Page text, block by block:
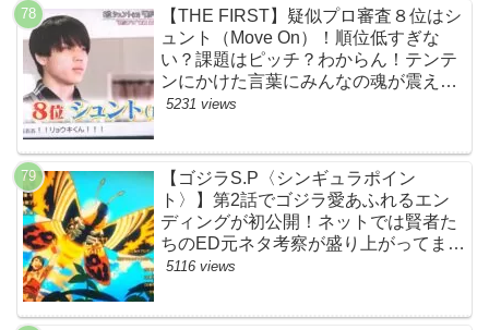
【THE FIRST】疑似プロ審査８位はシ
ュント（Move On）！順位低すぎな
い？課題はピッチ？わからん！テンテ
ンにかけた言葉にみんなの魂が震えて
ます…【ザファースト・ネットのネタ
5231 views
【ゴジラS.P〈シンギュラポイン
ト〉】第2話でゴジラ愛あふれるエン
ディングが初公開！ネットでは賢者た
ちのED元ネタ考察が盛り上がってま
す！モスラやメカゴジラ（機龍）も登
5116 views